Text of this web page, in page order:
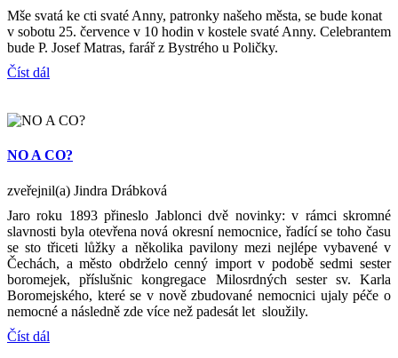
Mše svatá ke cti svaté Anny, patronky našeho města, se bude konat
v sobotu 25. července v 10 hodin v kostele svaté Anny. Celebrantem
bude P. Josef Matras, farář z Bystrého u Poličky.
Číst dál
NO A CO?
zveřejnil(a) Jindra Drábková
Jaro roku 1893 přineslo Jablonci dvě novinky: v rámci skromné
slavnosti byla otevřena nová okresní nemocnice, řadící se toho času
se sto třiceti lůžky a několika pavilony mezi nejlépe vybavené v
Čechách, a město obdrželo cenný import v podobě sedmi sester
boromejek, příslušnic kongregace Milosrdných sester sv. Karla
Boromejského, které se v nově zbudované nemocnici ujaly péče o
nemocné a následně zde více než padesát let sloužily.
Číst dál